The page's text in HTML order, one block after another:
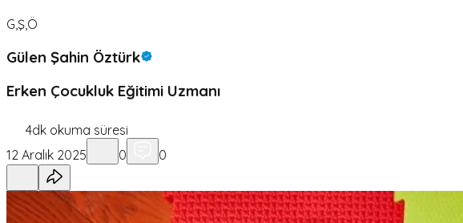
G,Ş,Ö
Gülen Şahin Öztürk
Erken Çocukluk Eğitimi Uzmanı
4dk okuma süresi
12 Aralık 2025
0 0